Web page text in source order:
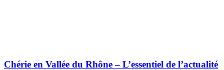
Chérie en Vallée du Rhône – L’essentiel de l’actualité